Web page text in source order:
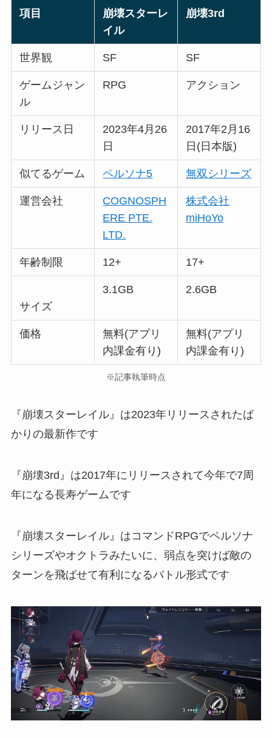
項目
崩壊スターレ
イル
崩壊3rd
世界観 SF SF
ゲームジャン
ル
RPG アクション
リリース日
2023年4月26
日
2017年2月16
日(日本版)
似てるゲーム ペルソナ5 無双シリーズ
運営会社
COGNOSPH
ERE PTE.
LTD.
株式会社
miHoYo
年齢制限 12+ 17+
サイズ
3.1GB 2.6GB
価格
無料(アプリ
内課金有り)
無料(アプリ
内課金有り)
※記事執筆時点
『崩壊スターレイル』は2023年リリースされたば
かりの最新作です
『崩壊3rd』は2017年にリリースされて今年で7周
年になる長寿ゲームです
『崩壊スターレイル』はコマンドRPGでペルソナ
シリーズやオクトラみたいに、弱点を突けば敵の
ターンを飛ばせて有利になるバトル形式です